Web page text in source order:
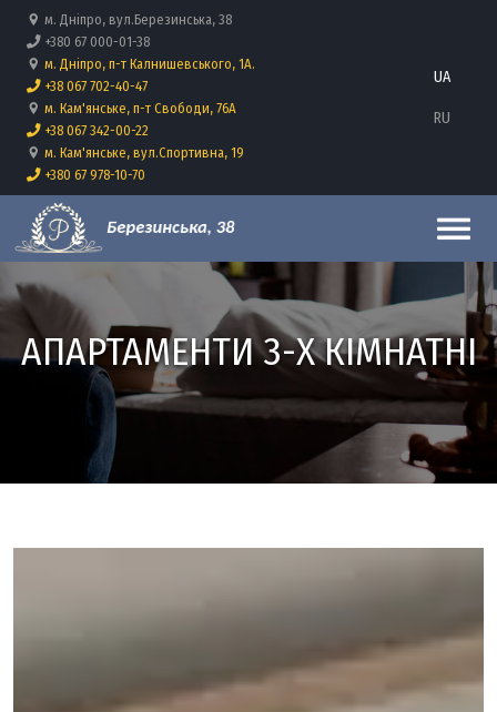
м. Дніпро, вул.Березинська, 38
+380 67 000-01-38
м. Дніпро, п-т Калнишевського, 1А.
+38 067 702-40-47
м. Кам'янське, п-т Свободи, 76А
+38 067 342-00-22
м. Кам'янське, вул.Спортивна, 19
+380 67 978-10-70
UA
RU
АПАРТАМЕНТИ 3-Х КІМНАТНІ